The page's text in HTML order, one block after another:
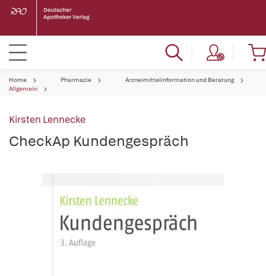
Home Pharmazie
Arzneimittelinformation und Beratung
Allgemein
Kirsten Lennecke
CheckAp Kundengespräch